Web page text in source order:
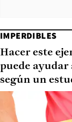
IMPERDIBLES
Hacer este
puede
según un